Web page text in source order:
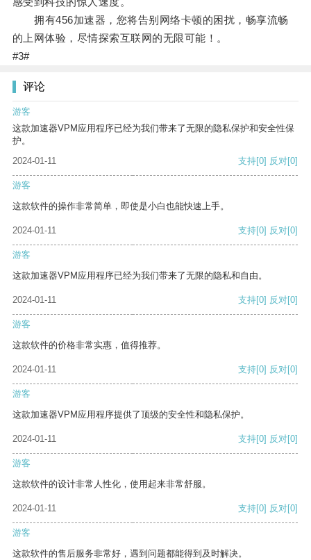
拥有456加速器，您将告别网络卡顿的困扰，畅享流畅
的上网体验，尽情探索互联网的无限可能！。
#3#
评论
游客
这款加速器VPM应用程序已经为我们带来了无限的隐私保护和安全性保
护。
2024-01-11
支持[0] 反对[0]
游客
这款软件的操作非常简单，即使是小白也能快速上手。
2024-01-11 支持[0] 反对[0]
游客
这款加速器VPM应用程序已经为我们带来了无限的隐私和自由。
2024-01-11 支持[0] 反对[0]
游客
这款软件的价格非常实惠，值得推荐。
2024-01-11 支持[0] 反对[0]
游客
这款加速器VPM应用程序提供了顶级的安全性和隐私保护。
2024-01-11 支持[0] 反对[0]
游客
这款软件的设计非常人性化，使用起来非常舒服。
2024-01-11 支持[0] 反对[0]
游客
这款软件的售后服务非常好，遇到问题都能得到及时解决。